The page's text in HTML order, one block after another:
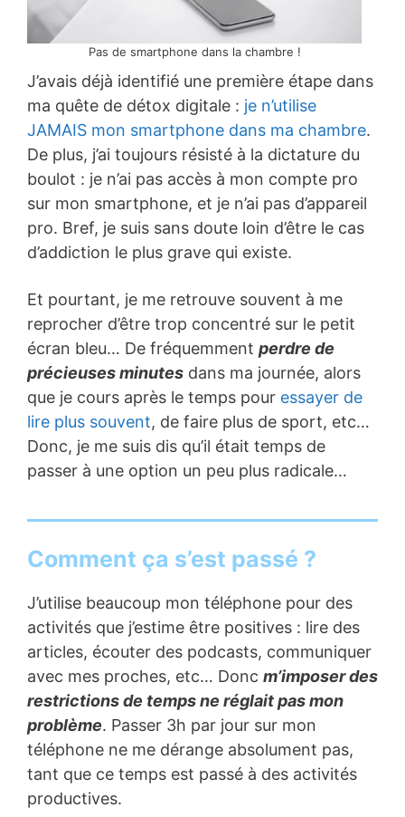
Pas de smartphone dans la chambre !
J’avais déjà identifié une première étape dans
ma quête de détox digitale : je n’utilise
JAMAIS mon smartphone dans ma chambre.
De plus, j’ai toujours résisté à la dictature du
boulot : je n’ai pas accès à mon compte pro
sur mon smartphone, et je n’ai pas d’appareil
pro. Bref, je suis sans doute loin d’être le cas
d’addiction le plus grave qui existe.
Et pourtant, je me retrouve souvent à me
reprocher d’être trop concentré sur le petit
écran bleu… De fréquemment perdre de
précieuses minutes dans ma journée, alors
que je cours après le temps pour essayer de
lire plus souvent, de faire plus de sport, etc…
Donc, je me suis dis qu’il était temps de
passer à une option un peu plus radicale…
Comment ça s’est passé ?
J’utilise beaucoup mon téléphone pour des
activités que j’estime être positives : lire des
articles, écouter des podcasts, communiquer
avec mes proches, etc… Donc m’imposer des
restrictions de temps ne réglait pas mon
problème. Passer 3h par jour sur mon
téléphone ne me dérange absolument pas,
tant que ce temps est passé à des activités
productives.